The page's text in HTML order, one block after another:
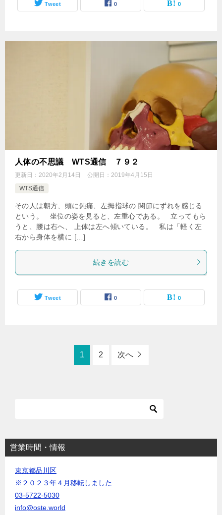
Tweet 0 0
人体の不思議 WTS通信 ７９２
更新日： 2020年2月14日 公開日： 2019年4月15日
WTS通信
その人は朝方、頭に鈍痛、左拇指球の 関節にずれを感じる
という。 坐位の姿を見ると、左重心である。 立ってもら
うと、腰は右へ、 上体は左へ傾いている。 私は「軽く左
右から身体を横に […]
続きを読む
Tweet 0 0
1 2 次へ
営業時間・情報
東京都品川区
※２０２３年４月移転しました
03-5722-5030
info@oste.world